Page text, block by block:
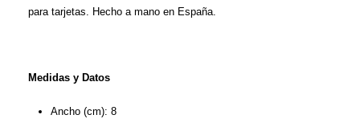
para tarjetas. Hecho a mano en España.
Medidas y Datos
Ancho (cm): 8